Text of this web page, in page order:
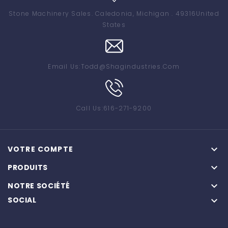
Stone Machinery Sales . Caledonia, Michigan . 49316United
States
Email Us:Todd@shagindustries.com
Call Us:616-271-9200
VOTRE COMPTE 
PRODUITS 
NOTRE SOCIÉTÉ 
SOCIAL 